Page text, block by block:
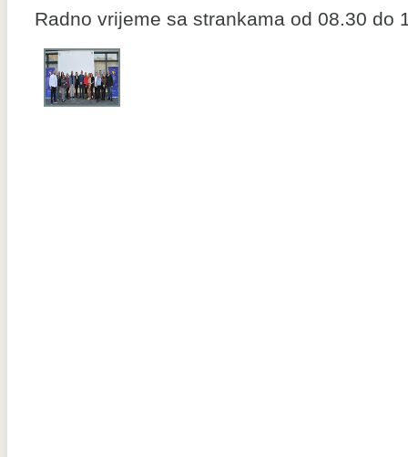
Radno vrijeme sa strankama od 08.30 do